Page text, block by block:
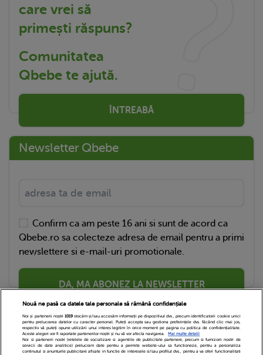
care vrei să
primești răspuns?
Comunitatea
Qbebe te ajută.
ÎNTREABĂ
Newsletter Qbebe
Confirm ca am peste 16 ani si sunt de acord ca
Qbebe.ro sa colecteze adresa de email pentru a primi
newslettere si e-mail-uri promotionale.
DA, MA ABONEZ LA NEWSLETTER
Nouă ne pasă ca datele tale personale să rămână confidențiale
Noi și partenerii noștri 1019stocăm și/sau accesăm informații pe dispozitivul dvs., precum identificatorii cookie unici
pentru prelucrarea datelor cu caracter personal. Puteți accepta sau gestiona preferințele dvs. făcând clic mai jos,
respectiv vă puteți opune utilizării unui interes legitim în orice moment pe pagina cu politica de confidențialitate.
Aceste alegeri vor fi raportate partenerilor noștri și nu vă vor afecta navigarea.
Mai multe detalii
Noi si partenerii nostri (retelele de socializare si agentiile de publicitate partenere, precum si furnizorii nostri de
servicii de date analitice) prelucram date pentru a permite website-ului sa functioneze, pentru a personaliza
continutul si anunturile publicitare afisate in functie de interesele si/sau profilul dvs., pentru a va oferi functionalitati